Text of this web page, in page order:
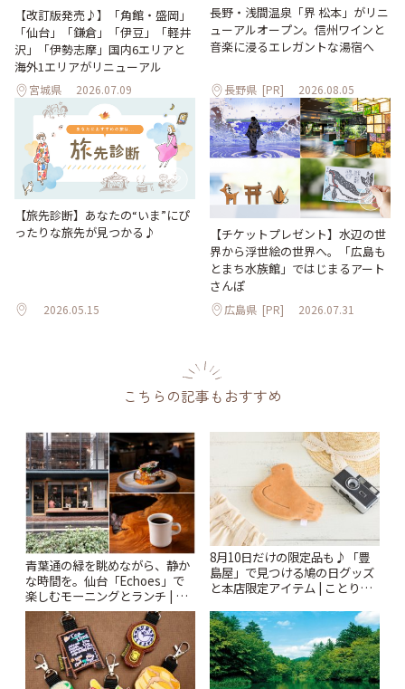
【改訂版発売♪】「角館・盛岡」
「仙台」「鎌倉」「伊豆」「軽井
沢」「伊勢志摩」国内6エリアと
海外1エリアがリニューアル
宮城県 2026.07.09
長野・浅間温泉「界 松本」がリニ
ューアルオープン。信州ワインと
音楽に浸るエレガントな湯宿へ
長野県 [PR] 2026.08.05
【旅先診断】あなたの“いま”にぴ
ったりな旅先が見つかる♪
2026.05.15
【チケットプレゼント】水辺の世
界から浮世絵の世界へ。「広島も
とまち水族館」ではじまるアート
さんぽ
広島県 [PR] 2026.07.31
こちらの記事もおすすめ
青葉通の緑を眺めながら、静か
な時間を。仙台「Echoes」で
楽しむモーニングとランチ | こ
とりっぷ
8月10日だけの限定品も♪「豊
島屋」で見つける鳩の日グッズ
と本店限定アイテム | ことりっ